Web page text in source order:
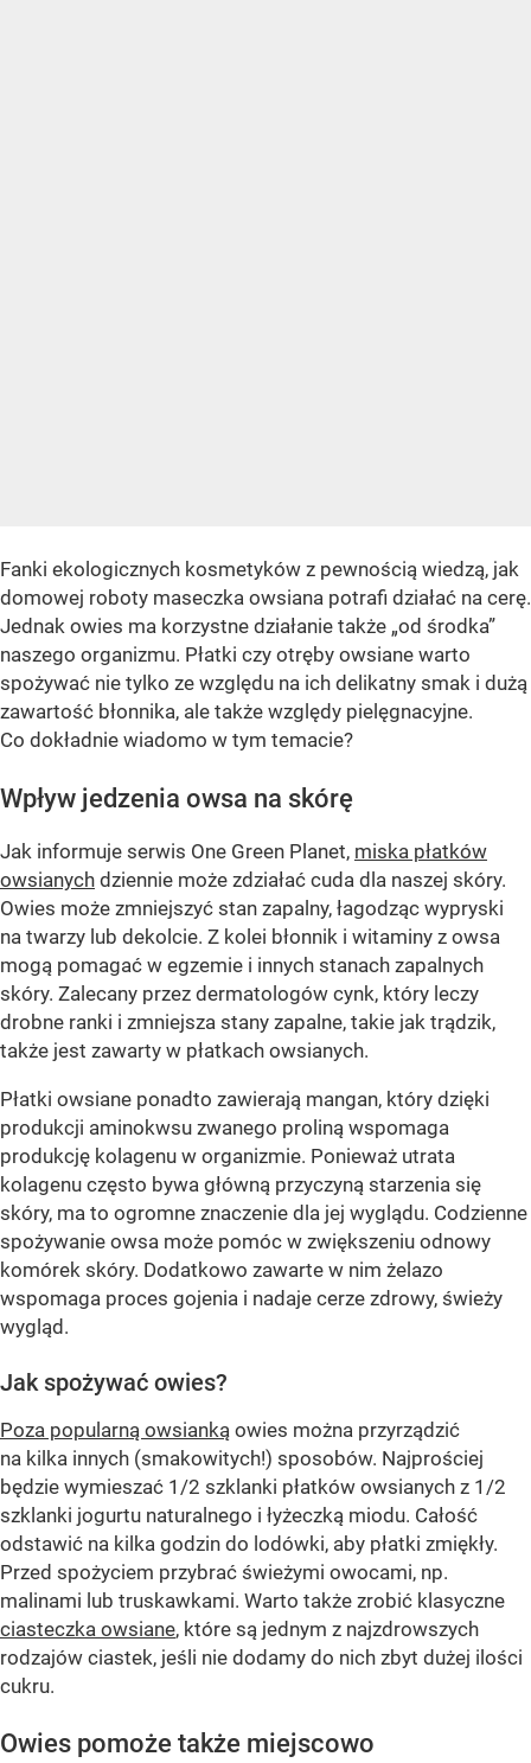
Fanki ekologicznych kosmetyków z pewnością wiedzą, jak
domowej roboty maseczka owsiana potrafi działać na cerę.
Jednak owies ma korzystne działanie także „od środka”
naszego organizmu. Płatki czy otręby owsiane warto
spożywać nie tylko ze względu na ich delikatny smak i dużą
zawartość błonnika, ale także względy pielęgnacyjne.
Co dokładnie wiadomo w tym temacie?
Wpływ jedzenia owsa na skórę
Jak informuje serwis One Green Planet, miska płatków
owsianych dziennie może zdziałać cuda dla naszej skóry.
Owies może zmniejszyć stan zapalny, łagodząc wypryski
na twarzy lub dekolcie. Z kolei błonnik i witaminy z owsa
mogą pomagać w egzemie i innych stanach zapalnych
skóry. Zalecany przez dermatologów cynk, który leczy
drobne ranki i zmniejsza stany zapalne, takie jak trądzik,
także jest zawarty w płatkach owsianych.
Płatki owsiane ponadto zawierają mangan, który dzięki
produkcji aminokwsu zwanego proliną wspomaga
produkcję kolagenu w organizmie. Ponieważ utrata
kolagenu często bywa główną przyczyną starzenia się
skóry, ma to ogromne znaczenie dla jej wyglądu. Codzienne
spożywanie owsa może pomóc w zwiększeniu odnowy
komórek skóry. Dodatkowo zawarte w nim żelazo
wspomaga proces gojenia i nadaje cerze zdrowy, świeży
wygląd.
Jak spożywać owies?
Poza popularną owsianką owies można przyrządzić
na kilka innych (smakowitych!) sposobów. Najprościej
będzie wymieszać 1/2 szklanki płatków owsianych z 1/2
szklanki jogurtu naturalnego i łyżeczką miodu. Całość
odstawić na kilka godzin do lodówki, aby płatki zmiękły.
Przed spożyciem przybrać świeżymi owocami, np.
malinami lub truskawkami. Warto także zrobić klasyczne
ciasteczka owsiane, które są jednym z najzdrowszych
rodzajów ciastek, jeśli nie dodamy do nich zbyt dużej ilości
cukru.
Owies pomoże także miejscowo